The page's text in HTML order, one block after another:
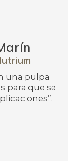
una pulpa
para que se